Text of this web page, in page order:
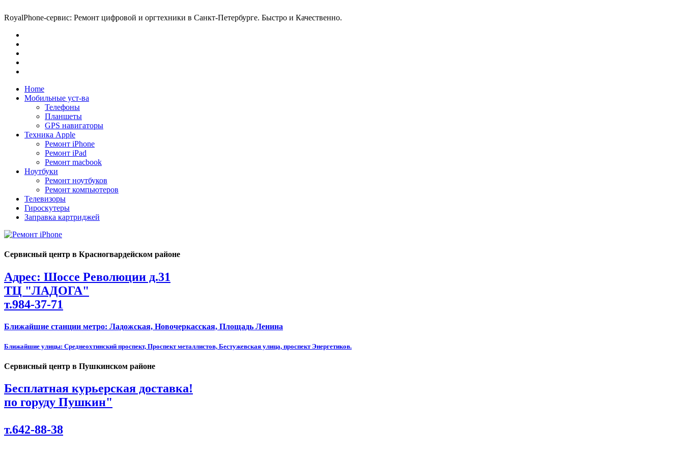
RoyalPhone-сервис: Ремонт цифровой и оргтехники в Санкт-Петербурге. Быстро и Качественно.
Home
Мобильные уст-ва
Телефоны
Планшеты
GPS навигаторы
Техника Apple
Ремонт iPhone
Ремонт iPad
Ремонт macbook
Ноутбуки
Ремонт ноутбуков
Ремонт компьютеров
Телевизоры
Гироскутеры
Заправка картриджей
Сервисный центр в Красногвардейском районе
Адрес: Шоссе Революции д.31
ТЦ "ЛАДОГА"
т.984-37-71
Ближайшие станции метро: Ладожская, Новочеркасская, Площадь Ленина
Ближайшие улицы: Среднеохтинский проспект, Проспект металлистов, Бестужевская улица, проспект Энергетиков.
Сервисный центр в Пушкинском районе
Бесплатная курьерская доставка!
по горуду Пушкин"
т.642-88-38